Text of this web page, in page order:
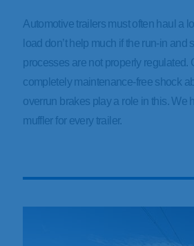
Automotive trailers must often haul a
load don’t help much if the run-in and
processes are not properly regulated.
completely maintenance-free shock
overrun brakes play a role in this. We
muffler for every trailer.